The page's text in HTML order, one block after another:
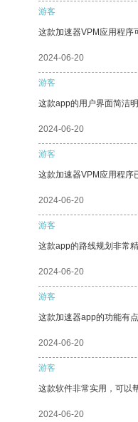
游客
这款加速器VPM应用程序
2024-06-20
游客
这款app的用户界面简洁
2024-06-20
游客
这款加速器VPM应用程序
2024-06-20
游客
这款app的路线规划非常
2024-06-20
游客
这款加速器app的功能有
2024-06-20
游客
这款软件非常实用，可以
2024-06-20